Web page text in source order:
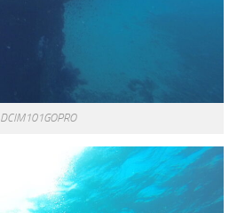
DCIM101GOPRO